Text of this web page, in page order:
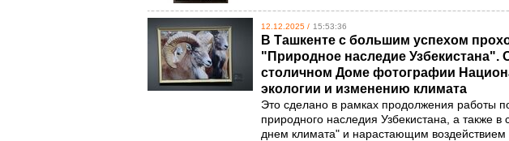
12.12.2025 / 15:53:36
В Ташкенте с большим успехом
"Природное наследие Узбекистана".
столичном Доме фотографии
экологии и изменению климата
Это сделано в рамках продолжения работы
природного наследия Узбекистана, а также
днем климата" и нарастающим воздействием